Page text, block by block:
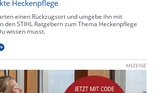
Heckenpflege
einen Rückzugsort und umgebe ihn mit
den STIHL Ratgebern zum Thema Heckenpflege
wissen musst.
ANZEIGE